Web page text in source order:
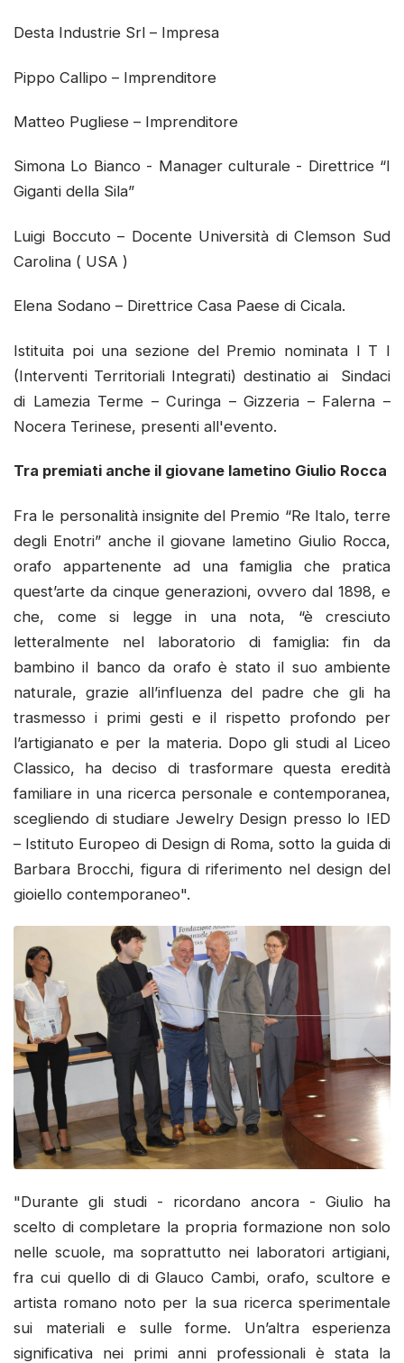
Desta Industrie Srl – Impresa
Pippo Callipo – Imprenditore
Matteo Pugliese – Imprenditore
Simona Lo Bianco - Manager culturale - Direttrice “I
Giganti della Sila”
Luigi Boccuto – Docente Università di Clemson Sud
Carolina ( USA )
Elena Sodano – Direttrice Casa Paese di Cicala.
Istituita poi una sezione del Premio nominata I T I
(Interventi Territoriali Integrati) destinatio ai Sindaci
di Lamezia Terme – Curinga – Gizzeria – Falerna –
Nocera Terinese, presenti all'evento.
Tra premiati anche il giovane lametino Giulio Rocca
Fra le personalità insignite del Premio “Re Italo, terre
degli Enotri” anche il giovane lametino Giulio Rocca,
orafo appartenente ad una famiglia che pratica
quest’arte da cinque generazioni, ovvero dal 1898, e
che, come si legge in una nota, “è cresciuto
letteralmente nel laboratorio di famiglia: fin da
bambino il banco da orafo è stato il suo ambiente
naturale, grazie all’influenza del padre che gli ha
trasmesso i primi gesti e il rispetto profondo per
l’artigianato e per la materia. Dopo gli studi al Liceo
Classico, ha deciso di trasformare questa eredità
familiare in una ricerca personale e contemporanea,
scegliendo di studiare Jewelry Design presso lo IED
– Istituto Europeo di Design di Roma, sotto la guida di
Barbara Brocchi, figura di riferimento nel design del
gioiello contemporaneo".
"Durante gli studi - ricordano ancora - Giulio ha
scelto di completare la propria formazione non solo
nelle scuole, ma soprattutto nei laboratori artigiani,
fra cui quello di di Glauco Cambi, orafo, scultore e
artista romano noto per la sua ricerca sperimentale
sui materiali e sulle forme. Un’altra esperienza
significativa nei primi anni professionali è stata la